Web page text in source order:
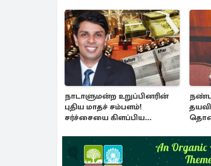
நாடாளுமன்ற உறுப்பினரின்
புதிய மாதச் சம்பளம்!
சர்ச்சையை கிளப்பிய